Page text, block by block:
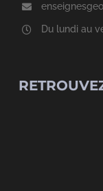
Du lundi au